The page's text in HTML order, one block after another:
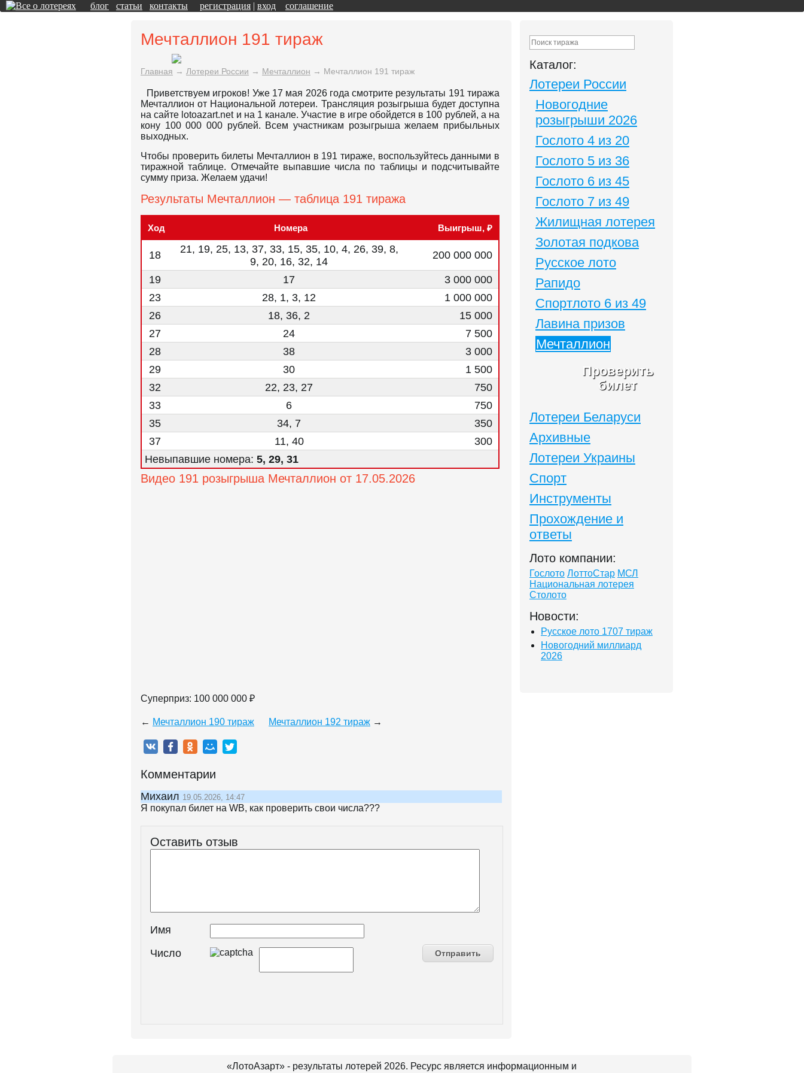
блог статьи контакты регистрация | вход соглашение
Мечталлион 191 тираж
Главная → Лотереи России → Мечталлион → Мечталлион 191 тираж
Приветствуем игроков! Уже 17 мая 2026 года смотрите результаты 191 тиража
Мечталлион от Национальной лотереи. Трансляция розыгрыша будет доступна
на сайте lotoazart.net и на 1 канале. Участие в игре обойдется в 100 рублей, а на
кону 100 000 000 рублей. Всем участникам розыгрыша желаем прибыльных
выходных.
Чтобы проверить билеты Мечталлион в 191 тираже, воспользуйтесь данными в
тиражной таблице. Отмечайте выпавшие числа по таблицы и подсчитывайте
сумму приза. Желаем удачи!
Результаты Мечталлион — таблица 191 тиража
Ход Номера Выигрыш, ₽
18
21, 19, 25, 13, 37, 33, 15, 35, 10, 4, 26, 39, 8,
9, 20, 16, 32, 14
200 000 000
19 17
3 000 000
23
28, 1, 3, 12
1 000 000
26
18, 36, 2
15 000
27
24
7 500
28
38
3 000
29
30
1 500
32
22, 23, 27
750
33
6
750
35
34, 7
350
37
11, 40
300
Невыпавшие номера: 5, 29, 31
Видео 191 розыгрыша Мечталлион от 17.05.2026
Суперприз: 100 000 000 ₽
← Мечталлион 190 тираж Мечталлион 192 тираж →
Комментарии
Михаил 19.05.2026, 14:47
Я покупал билет на WB, как проверить свои числа???
Оставить отзыв
Имя
Число
Каталог:
Лотереи России
Новогодние
розыгрыши 2026
Гослото 4 из 20
Гослото 5 из 36
Гослото 6 из 45
Гослото 7 из 49
Жилищная лотерея
Золотая подкова
Русское лото
Рапидо
Спортлото 6 из 49
Лавина призов
Мечталлион
Проверить
билет
Лотереи Беларуси
Архивные
Лотереи Украины
Спорт
Инструменты
Прохождение и
ответы
Лото компании:
Гослото ЛоттоСтар МСЛ
Национальная лотерея
Столото
Новости:
Русское лото 1707 тираж
Новогодний миллиард
2026
«ЛотоАзарт» - результаты лотерей 2026. Ресурс является информационным и